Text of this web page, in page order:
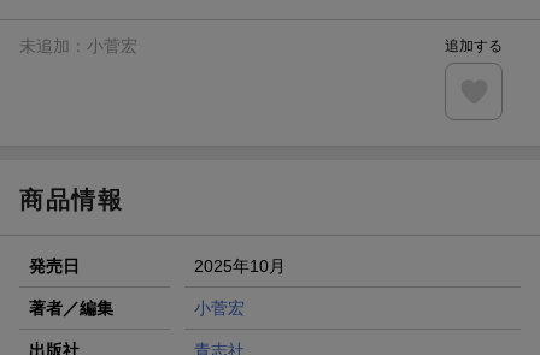
エントリー＆3,000円以上購入で無料データSIM（3GB/月プ
楽天モバイル紹介キャンペーンの拡散で300円OFFクーポン
未追加： 小菅宏 追加する
商品情報
発売日 2025年10月
著者／編集 小菅宏
出版社 青志社